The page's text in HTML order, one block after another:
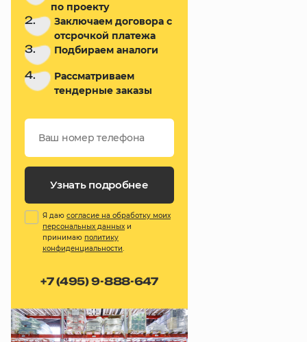
по проекту
2.
Заключаем договора с
отсрочкой платежа
3. Подбираем аналоги
4.
Рассматриваем
тендерные заказы
Узнать подробнее
Я даю согласие на обработку моих
персональных данных и
принимаю политику
конфиденциальности.
+7 (495) 9-888-647